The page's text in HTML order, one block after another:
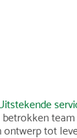
betrokken
ontwerp tot